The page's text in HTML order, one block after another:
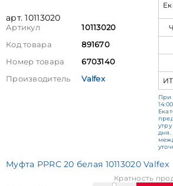
арт. 10113020
Артикул
10113020
Код товара
891670
Номер товара
6703140
Производитель
Valfex
При
Муфта PPRC 20 белая 10113020 Valfex
Кратность